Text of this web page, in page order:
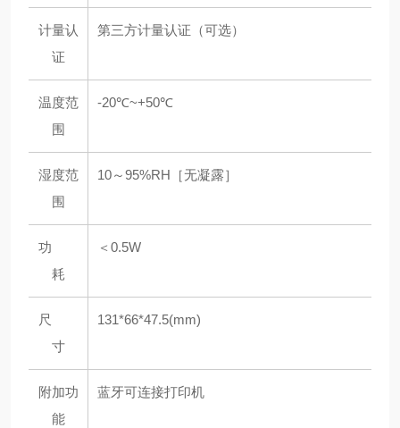
计量认
证
第三方计量认证（可选）
温度范
围
-20℃~+50℃
湿度范
围
10～95%RH［无凝露］
功
耗
＜0.5W
尺
寸
131*66*47.5(mm)
附加功
能
蓝牙可连接打印机